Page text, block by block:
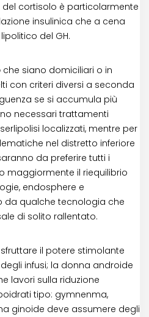
cortisolo è particolarmente
insulinica che a cena
del GH.
che siano domiciliari o in
con criteri diversi a seconda
se si accumula più
necessari trattamenti
localizzati, mentre per
nel distretto inferiore
da preferire tutti i
maggiormente il riequilibrio
endosphere e
da qualche tecnologia che
di solito rallentato.
il potere stimolante
infusi; la donna androide
lavori sulla riduzione
tipo: gymnenma,
ginoide deve assumere degli